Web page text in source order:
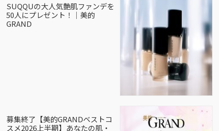
SUQQUの大人気艶肌ファンデを
50人にプレゼント！｜美的
GRAND
募集終了【美的GRANDベストコ
スメ2026上半期】あなたの肌・